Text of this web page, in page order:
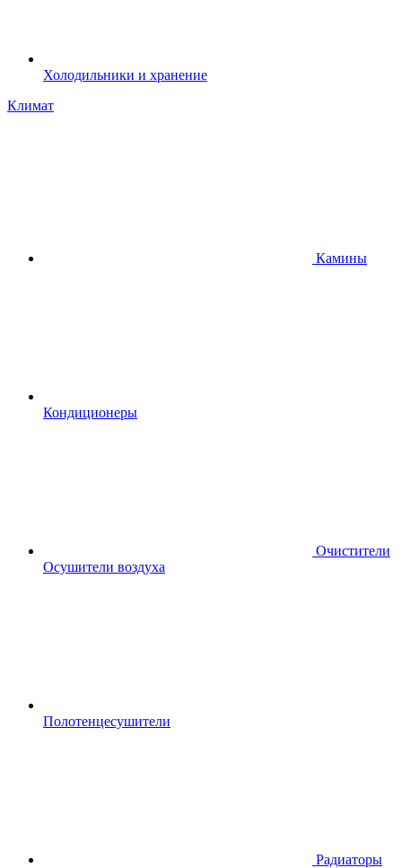
Холодильники и хранение
Климат
Камины
Кондиционеры
Очистители
Осушители воздуха
Полотенцесушители
Радиаторы